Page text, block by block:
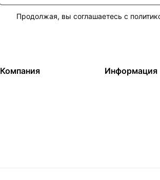
Продолжая, вы соглашаетесь с
Компания Информация